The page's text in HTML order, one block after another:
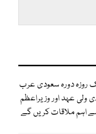
روزہ دورہ سعودی عرب
ولی عہد اور وزیراعظم
اہم ملاقات کریں گے